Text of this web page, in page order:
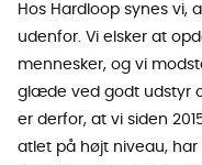
Hos Hardloop synes vi,
udenfor. Vi elsker at
mennesker, og vi
glæde ved godt udstyr
er derfor, at vi siden
atlet på højt niveau,